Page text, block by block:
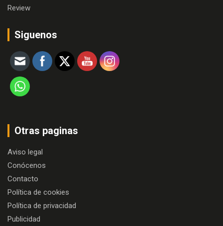
Review
Siguenos
Otras paginas
Aviso legal
Conócenos
Contacto
Política de cookies
Política de privacidad
Publicidad